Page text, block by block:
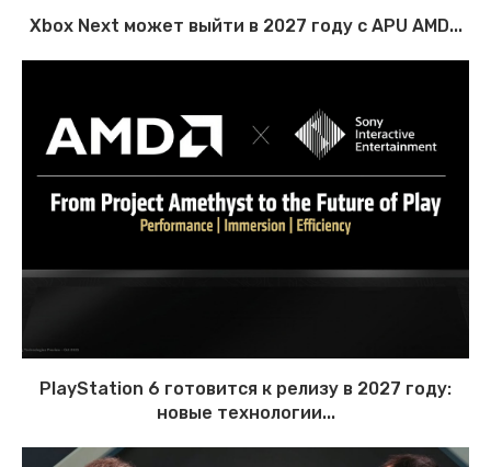
Xbox Next может выйти в 2027 году с APU AMD...
PlayStation 6 готовится к релизу в 2027 году:
новые технологии...